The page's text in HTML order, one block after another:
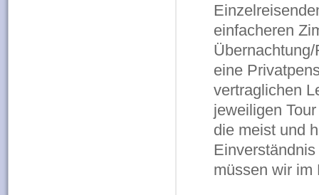
einfacheren
eine
vertraglichen
jeweiligen
die meist und
müssen wir im